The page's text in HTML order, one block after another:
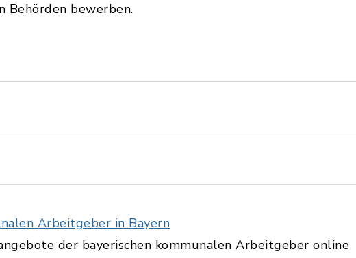
Behörden bewerben.
Arbeitgeber in Bayern
der bayerischen kommunalen Arbeitgeber online